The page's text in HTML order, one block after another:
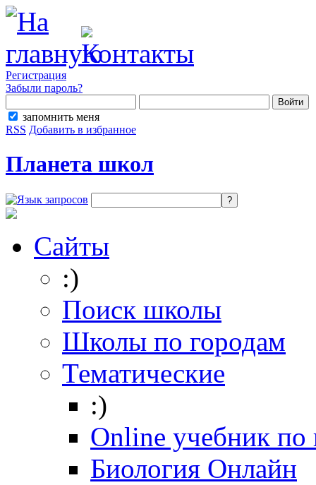
Регистрация
Забыли пароль?
запомнить меня
RSS Добавить в избранное
Планета школ
Сайты
:)
Поиск школы
Школы по городам
Тематические
:)
Online учебник по
Биология Онлайн